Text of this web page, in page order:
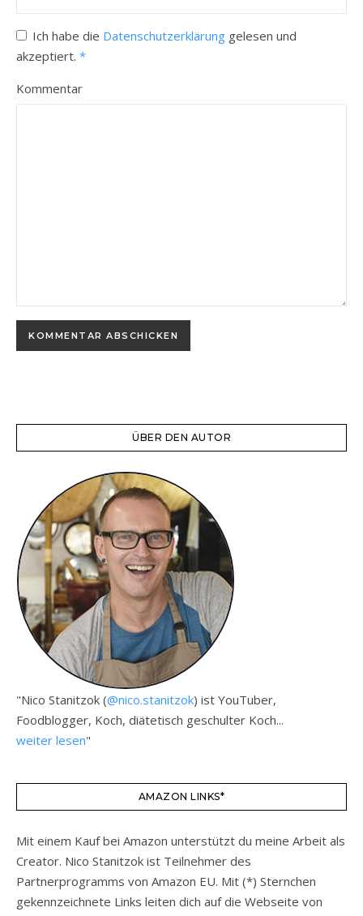
Ich habe die Datenschutzerklärung gelesen und
akzeptiert. *
Kommentar
ÜBER DEN AUTOR
"Nico Stanitzok (@nico.stanitzok) ist YouTuber,
Foodblogger, Koch, diätetisch geschulter Koch...
weiter lesen"
AMAZON LINKS*
Mit einem Kauf bei Amazon unterstützt du meine Arbeit als
Creator. Nico Stanitzok ist Teilnehmer des
Partnerprogramms von Amazon EU. Mit (*) Sternchen
gekennzeichnete Links leiten dich auf die Webseite von